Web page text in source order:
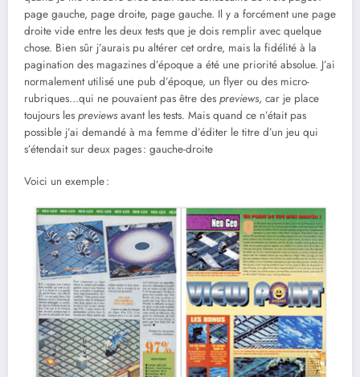
page gauche, page droite, page gauche. Il y a forcément une page
droite vide entre les deux tests que je dois remplir avec quelque
chose. Bien sûr j’aurais pu altérer cet ordre, mais la fidélité à la
pagination des magazines d’époque a été une priorité absolue. J’ai
normalement utilisé une pub d’époque, un flyer ou des micro-
rubriques…qui ne pouvaient pas être des previews, car je place
toujours les previews avant les tests. Mais quand ce n’était pas
possible j’ai demandé à ma femme d’éditer le titre d’un jeu qui
s’étendait sur deux pages : gauche-droite
Voici un exemple :